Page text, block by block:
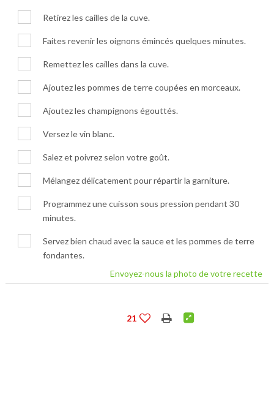
Retirez les cailles de la cuve.
Faites revenir les oignons émincés quelques minutes.
Remettez les cailles dans la cuve.
Ajoutez les pommes de terre coupées en morceaux.
Ajoutez les champignons égouttés.
Versez le vin blanc.
Salez et poivrez selon votre goût.
Mélangez délicatement pour répartir la garniture.
Programmez une cuisson sous pression pendant 30
minutes.
Servez bien chaud avec la sauce et les pommes de terre
fondantes.
Envoyez-nous la photo de votre recette
21